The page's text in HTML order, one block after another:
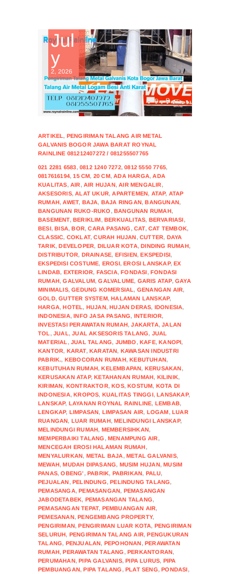
Jul
y
2, 2026
ARTIKEL, PENGIRIMAN TALANG AIR METAL
GALVANIS BOGOR JAWA BARAT ROYNAL
RAINLINE 081212407272 / 081255507765
021 2281 6583,0812 1240 7272,0812 5550 7765,
0817616194,15 CM, 20 CM,ADA HARGA,ADA
KUALITAS,AIR,AIR HUJAN,AIR MENGALIR,
AKSESORIS,ALAT UKUR,APARTEMEN, ATAP, ATAP
RUMAH,AWET, BAJA, BAJA RINGAN,BANGUNAN,
BANGUNAN RUKO-RUKO ,BANGUNAN RUMAH,
BASEMENT,BERIKLIM,BERKUALITAS, BERVARIASI,
BESI,BISA,BOR,CARA PASANG ,CAT,CAT TEMBOK,
CLASSIC, COKLAT,CURAH HUJAN,CUTTER, DAYA
TARIK,DEVELOPER, DILUAR KOTA,DINDING RUMAH,
DISTRIBUTOR, DRAINASE, EFISIEN,EKSPEDISI,
EKSPEDISI COSTUME, EROSI,EROSI LANSKAP,EX
LINDAB, EXTERIOR, FASCIA,FONDASI,FONDASI
RUMAH,GALVALUM,GALVALUME, GARIS ATAP,GAYA
MINIMALIS,GEDUNG KOMERSIAL, GENANGAN AIR,
GOLD,GUTTER SYSTEM,HALAMAN LANSKAP,
HARGA,HOTEL, HUJAN,HUJAN DERAS, IDONESIA,
INDONESIA,INFO JASA PASANG, INTERIOR,
INVESTASI PERAWATAN RUMAH,JAKARTA,JALAN
TOL ,JUAL,JUAL AKSESORIS TALANG, JUAL
MATERIAL ,JUAL TALANG, JUMBO ,KAFE,KANOPI,
KANTOR, KARAT,KARATAN, KAWASAN INDUSTRI
PABRIK., KEBOCORAN RUMAH,KEBUTUHAN,
KEBUTUHAN RUMAH,KELEMBAPAN, KERUSAKAN,
KERUSAKAN ATAP,KETAHANAN RUMAH, KILINIK,
KIRIMAN, KONTRAKTOR,KOS,KOSTUM, KOTA DI
INDONESIA,KROPOS, KUALITAS TINGGI,LANSAKAP,
LANSKAP, LAYANAN ROYNAL RAINLINE, LEMBAB,
LENGKAP, LIMPASAN, LIMPASAN AIR, LOGAM,LUAR
RUANGAN, LUAR RUMAH,MELINDUNGI LANSKAP,
MELINDUNGI RUMAH, MEMBERSIHKAN,
MEMPERBAIKI TALANG ,MENAMPUNG AIR,
MENCEGAH EROSI HALAMAN RUMAH,
MENYALURKAN, METAL BAJA,METAL GALVANIS,
MEWAH,MUDAH DIPASANG, MUSIM HUJAN,MUSIM
PANAS,OBENG' ,PABRIK, PABRIKAN, PALU,
PEJUALAN,PELINDUNG,PELINDUNG TALANG,
PEMASANGA,PEMASANGAN, PEMASANGAN
JABODETABEK, PEMASANGAN TALANG,
PEMASANGAN TEPAT, PEMBUANGAN AIR,
PEMESANAN,PENGEMBANG PROPERTY,
PENGIRIMAN,PENGIRIMAN LUAR KOTA, PENGIRIMAN
SELURUH, PENGIRIMAN TALANG AIR,PENGUKURAN
TALANG, PENJUALAN, PEPOHONAN,PERAWATAN
RUMAH,PERAWATAN TALANG ,PERKANTORAN,
PERUMAHAN,PIPA GALVANIS,PIPA LURUS, PIPA
PEMBUANGAN,PIPA TALANG ,PLAT SENG,PONDASI,